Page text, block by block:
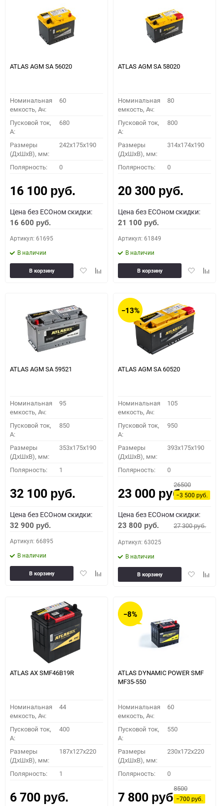
ATLAS AGM SA 56020
Номинальная
емкость, Ач:
60
Пусковой ток,
A:
680
Размеры
(ДхШхВ), мм:
242x175x190
Полярность: 0
16 100 руб.
Цена без ECOном скидки:
16 600 руб.
Артикул: 61695
В наличии
ДобавитьДобавить
В корзину
ATLAS AGM SA 58020
Номинальная
емкость, Ач:
80
Пусковой ток,
A:
800
Размеры
(ДхШхВ), мм:
314x174x190
Полярность: 0
20 300 руб.
Цена без ECOном скидки:
21 100 руб.
Артикул: 61849
В наличии
Добавить
В корзину
ATLAS AGM SA 59521
Номинальная
емкость, Ач:
95
Пусковой ток,
A:
850
Размеры
(ДхШхВ), мм:
353x175x190
Полярность: 1
32 100 руб.
Цена без ECOном скидки:
32 900 руб.
Артикул: 66895
В наличии
ДобавитьДобавить
В корзину
−13%
ATLAS AGM SA 60520
Номинальная
емкость, Ач:
105
Пусковой ток,
A:
950
Размеры
(ДхШхВ), мм:
393x175x190
Полярность: 0
23 000 руб.
26500
−3 500руб.
Цена без ECOном скидки:
23 800 руб. 27 300руб.
Артикул: 63025
В наличии
Добавить
В корзину
ATLAS AX SMF46B19R
Номинальная
емкость, Ач:
44
Пусковой ток,
A:
400
Размеры
(ДхШхВ), мм:
187x127x220
Полярность: 1
6 700 руб.
−8%
ATLAS DYNAMIC POWER SMF
MF35-550
Номинальная
емкость, Ач:
60
Пусковой ток,
A:
550
Размеры
(ДхШхВ), мм:
230x172x220
Полярность: 0
7 800 руб.
8500
−700руб.